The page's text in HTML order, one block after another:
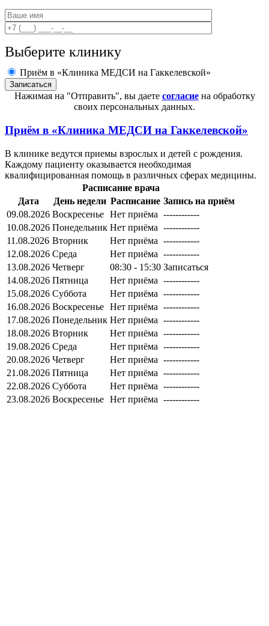
Выберите клинику
Приём в «Клиника МЕДСИ на Гаккелевской»
Нажимая на "Отправить", вы даете согласиена обработку
своих персональных данных.
Приём в «Клиника МЕДСИ на Гаккелевской»
В клинике ведутся приемы взрослых и детей с рождения.
Каждому пациенту оказывается необходимая
квалифицированная помощь в различных сферах медицины.
Расписание врача
Дата
День недели Расписание Запись на приём
09.08.2026 Воскресенье Нет приёма ------------
10.08.2026 Понедельник Нет приёма ------------
11.08.2026 Вторник Нет приёма ------------
12.08.2026 Среда Нет приёма ------------
13.08.2026 Четверг 08:30 - 15:30 Записаться
14.08.2026 Пятница Нет приёма ------------
15.08.2026 Суббота Нет приёма ------------
16.08.2026 Воскресенье Нет приёма ------------
17.08.2026 Понедельник Нет приёма ------------
18.08.2026 Вторник Нет приёма ------------
19.08.2026 Среда Нет приёма ------------
20.08.2026 Четверг Нет приёма ------------
21.08.2026 Пятница Нет приёма ------------
22.08.2026 Суббота Нет приёма ------------
23.08.2026 Воскресенье Нет приёма ------------